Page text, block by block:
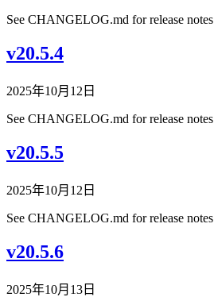
See CHANGELOG.md for release notes
v20.5.4
2025年10月12日
See CHANGELOG.md for release notes
v20.5.5
2025年10月12日
See CHANGELOG.md for release notes
v20.5.6
2025年10月13日